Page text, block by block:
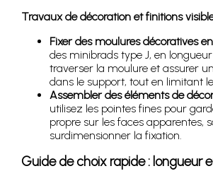
Travaux de décoration et finitions
Fixer des moulures décoratives
des minibrads type J, en
traverser la moulure et assurer
dans le support, tout en limitant
Assembler des éléments de
utilisez les pointes fines pour
propre sur les faces apparentes,
surdimensionner la fixation.
Guide de choix rapide : longueur